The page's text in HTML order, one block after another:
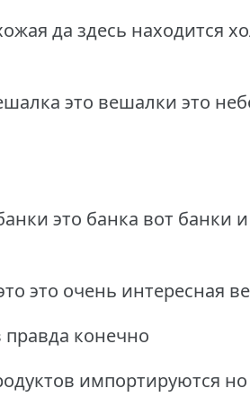
да здесь находится
это вешалки это
это банка вот банки и
это очень интересная
конечно
импортируются